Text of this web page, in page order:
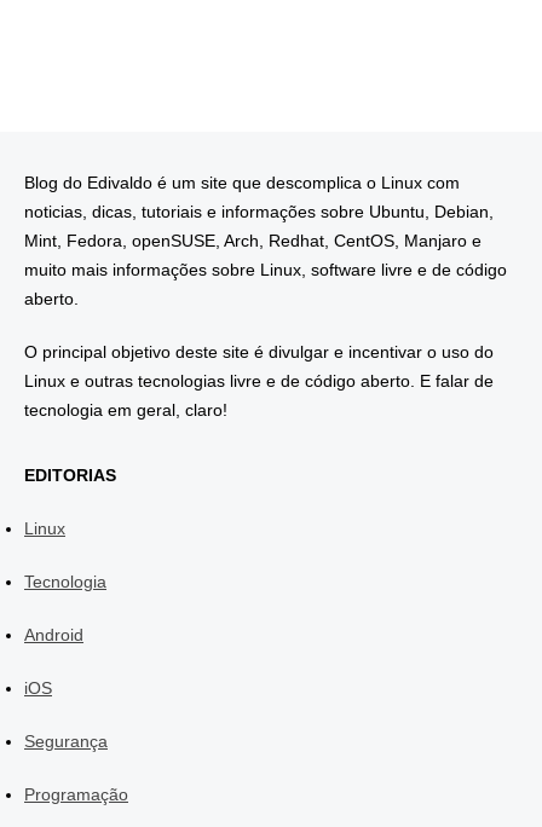
Blog do Edivaldo é um site que descomplica o Linux com
noticias, dicas, tutoriais e informações sobre Ubuntu, Debian,
Mint, Fedora, openSUSE, Arch, Redhat, CentOS, Manjaro e
muito mais informações sobre Linux, software livre e de código
aberto.
O principal objetivo deste site é divulgar e incentivar o uso do
Linux e outras tecnologias livre e de código aberto. E falar de
tecnologia em geral, claro!
EDITORIAS
Linux
Tecnologia
Android
iOS
Segurança
Programação